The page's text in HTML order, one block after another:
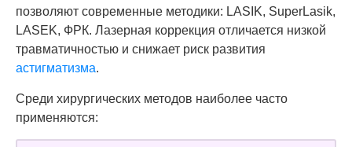
позволяют современные методики: LASIK, SuperLasik,
LASEK, ФРК. Лазерная коррекция отличается низкой
травматичностью и снижает риск развития
астигматизма.
Среди хирургических методов наиболее часто
применяются: